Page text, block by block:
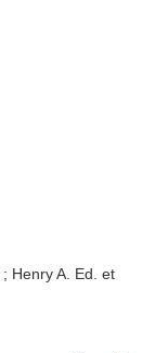
; Henry A. Ed. et